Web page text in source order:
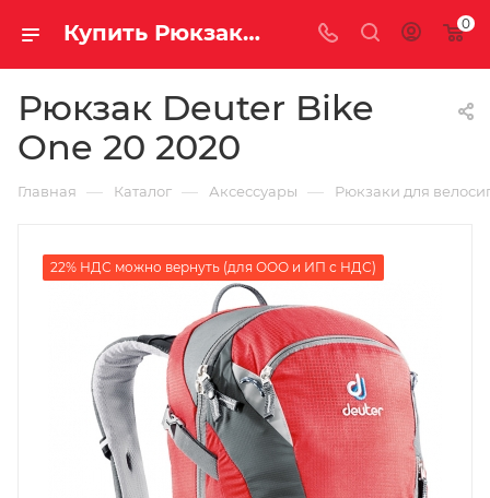
Купить Рюкзак Deuter Bike One 20 2020 за рублей, а со скидкой 0
Рюкзак Deuter Bike
One 20 2020
Главная — Каталог — Аксессуары — Рюкзаки для
22% НДС можно вернуть (для ООО и ИП с НДС)